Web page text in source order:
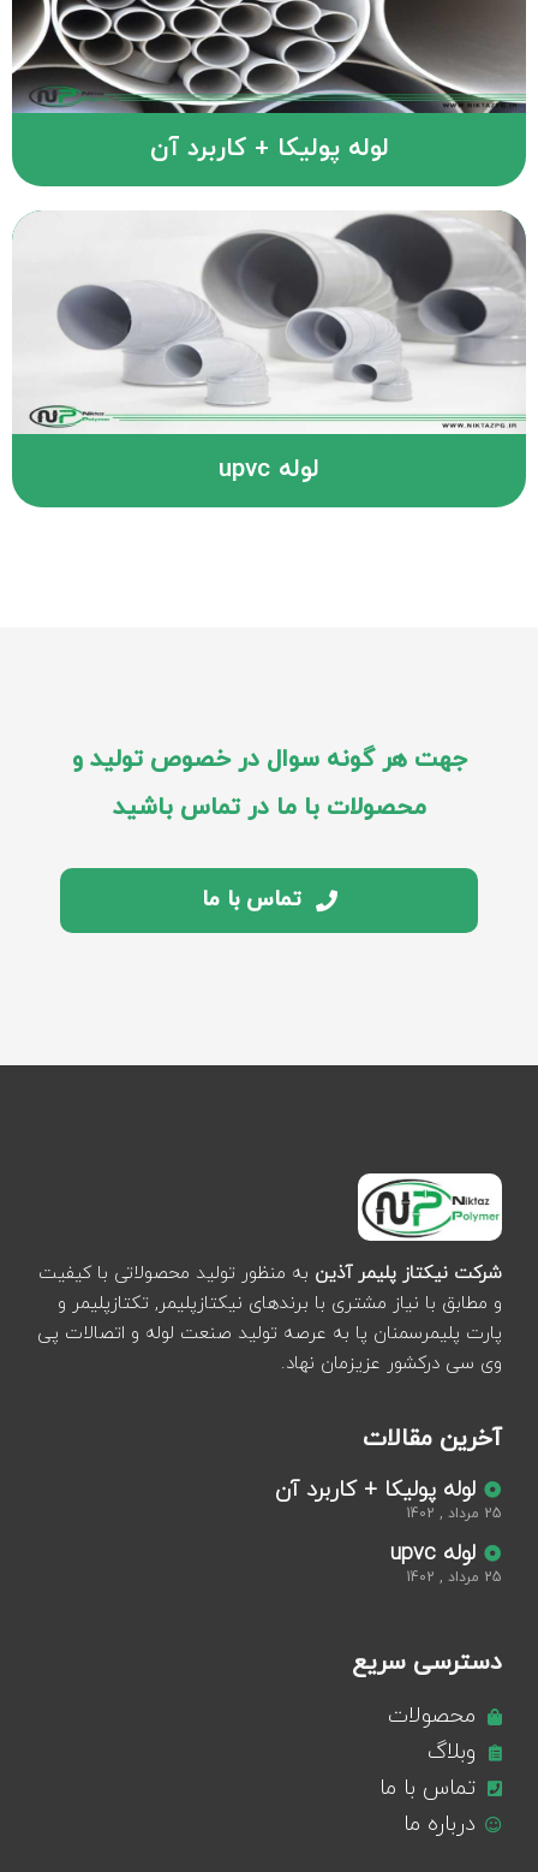
لوله پولیکا + کاربرد آن
لوله upvc
جهت هر گونه سوال در خصوص تولید و
محصولات با ما در تماس باشید
تماس با ما
شرکت نیکتاز پلیمر آذین به منظور تولید محصولاتی با کیفیت
و مطابق با نیاز مشتری با برندهای نیکتازپلیمر, تکتازپلیمر و
پارت پلیمرسمنان پا به عرصه تولید صنعت لوله و اتصالات پی
وی سی درکشور عزیزمان نهاد.
آخرین مقالات
لوله پولیکا + کاربرد آن
25 مرداد , 1402
لوله upvc
25 مرداد , 1402
دسترسی سریع
محصولات
وبلاگ
تماس با ما
درباره ما